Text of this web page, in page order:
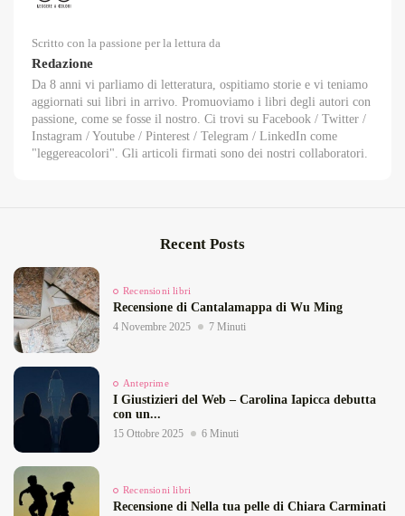
Scritto con la passione per la lettura da
Redazione
Da 8 anni vi parliamo di letteratura, ospitiamo storie e vi teniamo
aggiornati sui libri in arrivo. Promuoviamo i libri degli autori con
passione, come se fosse il nostro. Ci trovi su Facebook / Twitter /
Instagram / Youtube / Pinterest / Telegram / LinkedIn come
"leggereacolori". Gli articoli firmati sono dei nostri collaboratori.
Recent Posts
Recensioni libri
Recensione di Cantalamappa di Wu Ming
4 Novembre 2025 7 Minuti
Anteprime
I Giustizieri del Web – Carolina Iapicca debutta
con un...
15 Ottobre 2025 6 Minuti
Recensioni libri
Recensione di Nella tua pelle di Chiara Carminati